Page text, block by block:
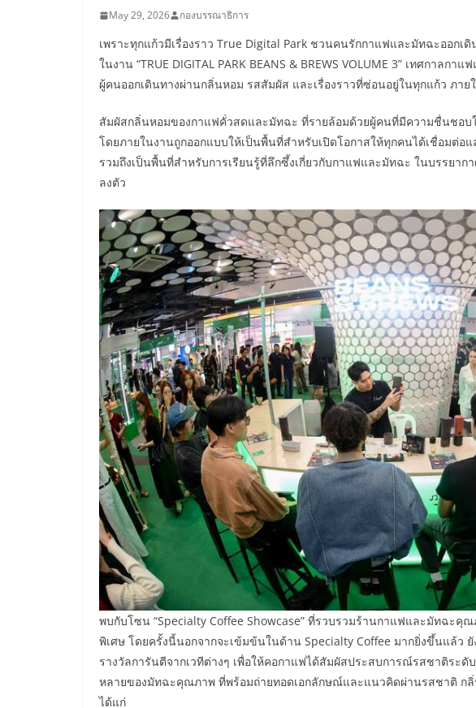
May 29, 2026 กองบรรณาธิการ
เพราะทุกแก้วมีเรื่องราว True Digital Park ชวนคนรักกาแฟและมัทฉะออก
ในงาน “TRUE DIGITAL PARK BEANS & BREWS VOLUME 3” เทศกาล
ผู้คนออกเดินทางผ่านกลิ่นหอม รสสัมผัส และเรื่องราวที่ซ่อนอยู่ในทุกแก้ว ภาย
สัมผัสกลิ่นหอมของกาแฟคั่วสดและมัทฉะ ที่รายล้อมด้วยผู้คนที่มีความชื่นชอบ
โดยภายในงานถูกออกแบบให้เป็นพื้นที่สำหรับเปิดโอกาสให้ทุกคนได้เชื่อมต่อ
รวมถึงเป็นพื้นที่สำหรับการเรียนรู้ที่ลึกซึ้งเกี่ยวกับกาแฟและมัทฉะ ในบรรยาก
ลงตัว
พบกับโซน “Specialty Coffee Showcase” ที่รวบรวมร้านกาแฟและมัทฉะคุ
พิเศษ โดยครั้งนี้นอกจากจะเข้มข้นในด้าน Specialty Coffee มากยิ่งขึ้นแล้ว
รางวัลการันตีจากเวทีต่างๆ เพื่อให้คอกาแฟได้สัมผัสประสบการณ์รสชาติระดั
หลายของมัทฉะคุณภาพ ที่พร้อมถ่ายทอดเอกลักษณ์และแนวคิดผ่านรสชาติ ก
ได้แก่